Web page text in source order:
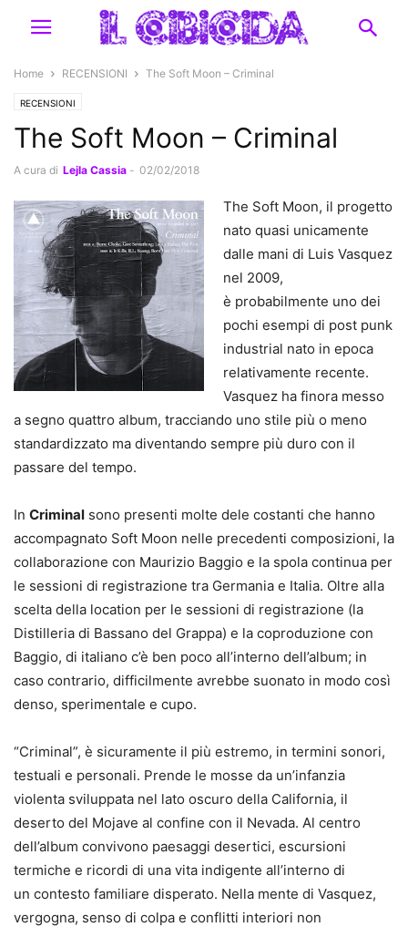
Home RECENSIONI The Soft Moon – Criminal
RECENSIONI
The Soft Moon – Criminal
A cura di Lejla Cassia - 02/02/2018
The Soft Moon, il progetto
nato quasi unicamente
dalle mani di Luis Vasquez
nel 2009,
è probabilmente uno dei
pochi esempi di post punk
industrial nato in epoca
relativamente recente.
Vasquez ha finora messo
a segno quattro album, tracciando uno stile più o meno
standardizzato ma diventando sempre più duro con il
passare del tempo.
In Criminal sono presenti molte dele costanti che hanno
accompagnato Soft Moon nelle precedenti composizioni, la
collaborazione con Maurizio Baggio e la spola continua per
le sessioni di registrazione tra Germania e Italia. Oltre alla
scelta della location per le sessioni di registrazione (la
Distilleria di Bassano del Grappa) e la coproduzione con
Baggio, di italiano c’è ben poco all’interno dell’album; in
caso contrario, difficilmente avrebbe suonato in modo così
denso, sperimentale e cupo.
“Criminal”, è sicuramente il più estremo, in termini sonori,
testuali e personali. Prende le mosse da un’infanzia
violenta sviluppata nel lato oscuro della California, il
deserto del Mojave al confine con il Nevada. Al centro
dell’album convivono paesaggi desertici, escursioni
termiche e ricordi di una vita indigente all’interno di
un contesto familiare disperato. Nella mente di Vasquez,
vergogna, senso di colpa e conflitti interiori non